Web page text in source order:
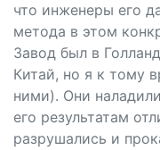
что инженеры его
метода в этом
Завод был в
Китай, но я к тому
ними). Они
его результатам
разрушались и